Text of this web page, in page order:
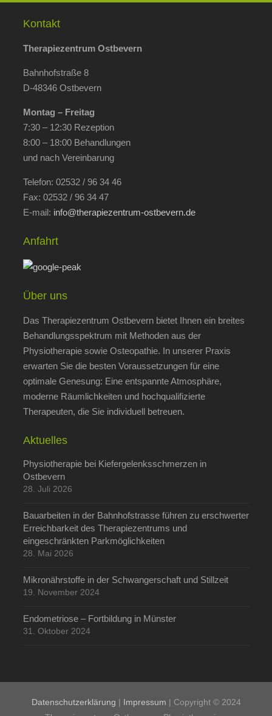
Kontakt
Therapiezentrum Ostbevern
Bahnhofstraße 8
D-48346 Ostbevern
Montag – Freitag
7:30 – 12:30 Rezeption
8:00 – 18:00 Behandlungen
und nach Vereinbarung
Telefon: 02532 / 96 34 46
Fax: 02532 / 96 34 47
E-mail: info@therapiezentrum-ostbevern.de
Anfahrt
Über uns
Das Therapiezentrum Ostbevern bietet Ihnen ein breites
Behandlungsspektrum mit Methoden aus der
Physiotherapie sowie Osteopathie. In unserer Praxis
erwarten Sie die besten Voraussetzungen für eine
optimale Genesung: Eine entspannte Atmosphäre,
moderne Räumlichkeiten und hochqualifizierte
Therapeuten, die Sie individuell betreuen.
Aktuelles
Physiotherapie bei Kiefergelenksschmerzen in
Ostbevern
28. Juli 2026
Bauarbeiten in der Bahnhofstrasse führen zu erschwerter
Erreichbarkeit des Therapiezentrums und
eingeschränkten Parkmöglichkeiten
28. Mai 2026
Mikronährstoffe in der Schwangerschaft und Stillzeit
19. November 2024
Endometriose – Fortbildung in Münster
31. Oktober 2024
Datenschutzerklärung | Impressum | Copyright © 2024